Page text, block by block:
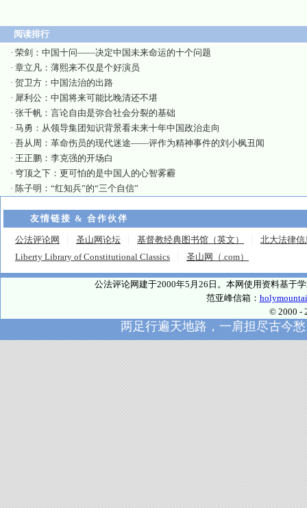
阅读排行
· 荣剑：中国十问——决定中国未来命运的十个问题
· 章立凡：薄熙来不仅是个好演员
· 贺卫方：中国法治的出路
· 犀利公：中国将来可能比晚清还不堪
· 张千帆：言论自由是弥合社会分裂的基础
· 马勇：从领导集团知识背景看未来十年中国政治走向
· 吾从周：革命伤员的现代迷途——评作为精神事件的刘小枫丑闻
· 王正鹏：李克强的开场白
· 穹顶之下：更可怕的是中国人的心智雾霾
· 陈子明：“红知兵”的“三个自信”
友情链接 & 合作伙伴
公法评论网 圣山网论坛 基督教经典图书馆（英文）
北大法律信
Liberty Library of Constitutional Classics
圣山网（.com）
公法评论网建于2000年5月26日。本网使用资料基于
范亚峰信箱：
© 2000 -
两足行遍天地路，一肩担尽古今